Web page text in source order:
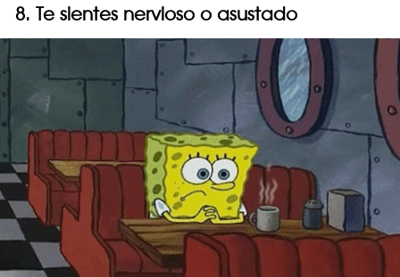
8. Te sientes nervioso o asustado